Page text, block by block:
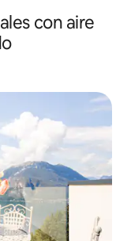
con aire